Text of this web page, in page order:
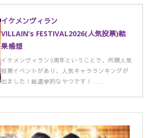
イケメンヴィラン
VILLAIN’s FESTIVAL2026(人気投票)結
果感想
イケメンヴィラン3周年ということで、所謂人気
投票イベントがあり、人気キャラランキングが
出ました！総選挙的なやつです！ ……